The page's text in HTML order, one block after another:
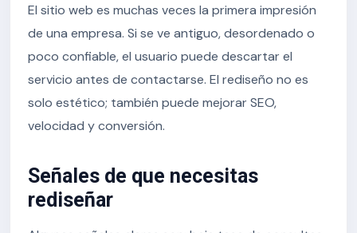
El sitio web es muchas veces la primera impresión
de una empresa. Si se ve antiguo, desordenado o
poco confiable, el usuario puede descartar el
servicio antes de contactarse. El rediseño no es
solo estético; también puede mejorar SEO,
velocidad y conversión.
Señales de que necesitas
rediseñar